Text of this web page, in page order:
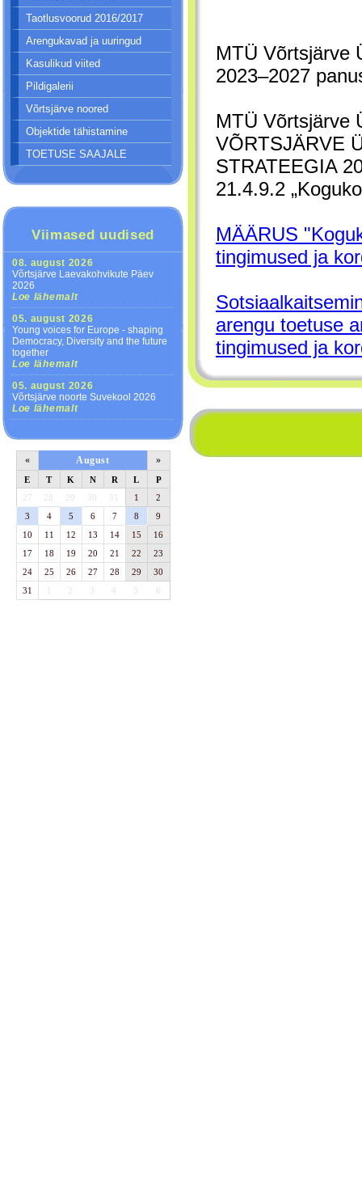
Taotlusvoorud 2016/2017
Arengukavad ja uuringud
Kasulikud viited
Pildigalerii
Võrtsjärve noored
Objektide tähistamine
TOETUSE SAAJALE
Viimased uudised
08. august 2026
Võrtsjärve Laevakohvikute Päev
2026
Loe lähemalt
05. august 2026
Young voices for Europe - shaping
Democracy, Diversity and the future
together
Loe lähemalt
05. august 2026
Võrtsjärve noorte Suvekool 2026
Loe lähemalt
« August »
E T K N R L
P
27
28 29 30 31 1
2
3
4 5 6 7 8
9
10
11 12 13 14 15
16
17
18 19 20 21 22
23
24
25 26 27 28 29
30
31
1 3 4 5 6
MTÜ Võrtsjärve
2023–2027
MTÜ Võrtsjärve
VÕRTSJÄRVE
STRATEEGIA
21.4.9.2
MÄÄRUS
tingimused ja
arengu toetuse
tingimused ja